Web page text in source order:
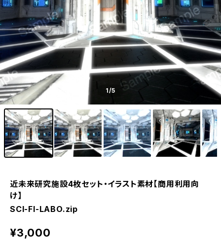
1/5
近未来研究施設4枚セット・イラスト素材【商用利用向
け】
SCI-FI-LABO.zip
¥3,000